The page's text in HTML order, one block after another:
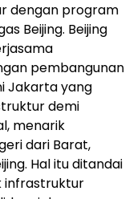
dengan program
Beijing. Beijing
pembangunan
Jakarta yang
demi
menarik
dari Barat,
Hal itu ditandai
infrastruktur